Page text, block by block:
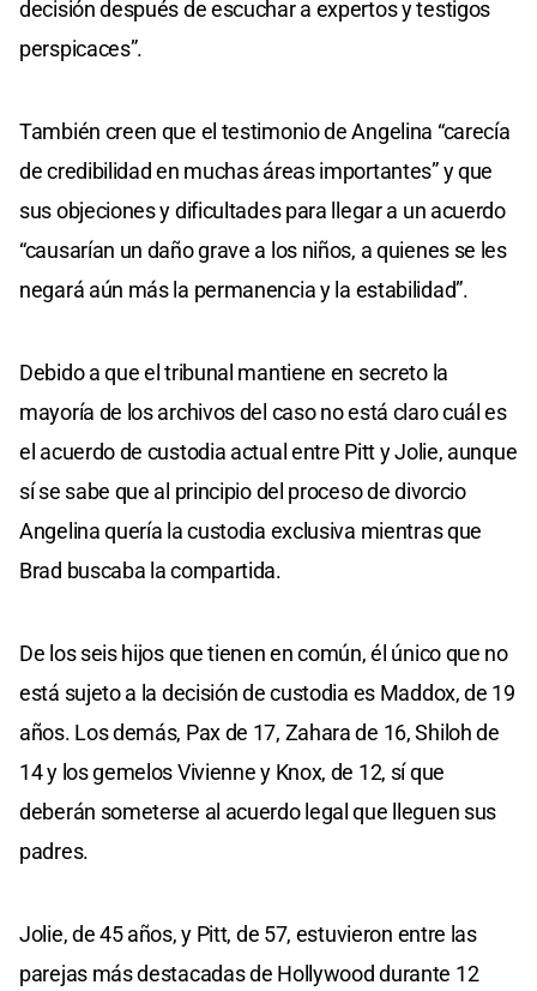
decisión después de escuchar a expertos y testigos
perspicaces”.
También creen que el testimonio de Angelina “carecía
de credibilidad en muchas áreas importantes” y que
sus objeciones y dificultades para llegar a un acuerdo
“causarían un daño grave a los niños, a quienes se les
negará aún más la permanencia y la estabilidad”.
Debido a que el tribunal mantiene en secreto la
mayoría de los archivos del caso no está claro cuál es
el acuerdo de custodia actual entre Pitt y Jolie, aunque
sí se sabe que al principio del proceso de divorcio
Angelina quería la custodia exclusiva mientras que
Brad buscaba la compartida.
De los seis hijos que tienen en común, él único que no
está sujeto a la decisión de custodia es Maddox, de 19
años. Los demás, Pax de 17, Zahara de 16, Shiloh de
14 y los gemelos Vivienne y Knox, de 12, sí que
deberán someterse al acuerdo legal que lleguen sus
padres.
Jolie, de 45 años, y Pitt, de 57, estuvieron entre las
parejas más destacadas de Hollywood durante 12